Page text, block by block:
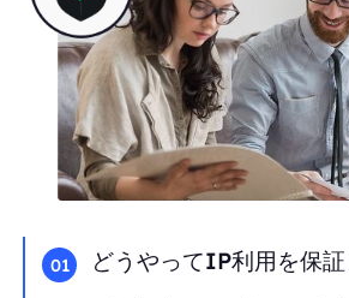
01 どうやってIP利用を保証